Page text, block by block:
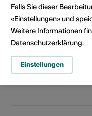
Kulturbereiche
Falls Sie dieser
«Einstellungen» und
Weitere Informationen
Datenschutzerklärung.
Einstellungen